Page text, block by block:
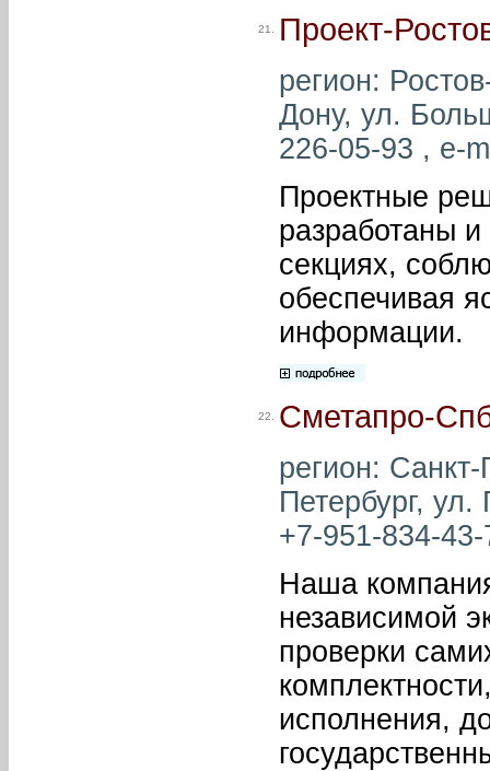
21. Проект-
регион:
Дону, ул.
226-05-93 , e-
Проектные
разработаны
секциях,
обеспечивая
информации.
22. Сметапро-
регион:
Петербург,
+7-951-834-
Наша
независимой
проверки
исполнения,